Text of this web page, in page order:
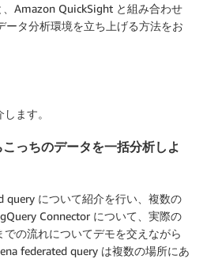
、Amazon QuickSight と組み合わせ
ータ分析環境を立ち上げる方法をお
ます。
っちのデータを一括分析しよ
query について紹介を行い、複数の
Connector について、実際の
の流れについてデモを交えながら
federated query は複数の場所にあ